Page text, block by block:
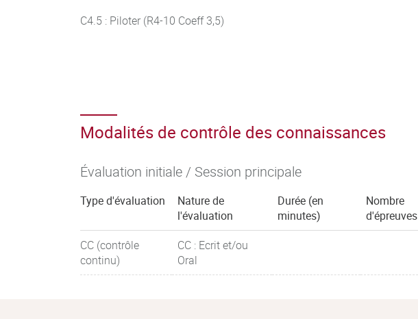
C4.5 : Piloter (R4-10 Coeff 3,5)
Modalités de contrôle des connaissances
Évaluation initiale / Session principale
Type d'évaluation
Nature de
l'évaluation
Durée (en
minutes)
Nombre
d'épreuves
CC (contrôle
continu)
CC : Ecrit et/ou
Oral